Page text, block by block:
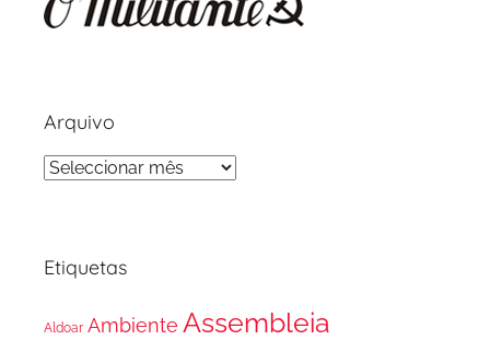
Arquivo
Arquivo
Etiquetas
Aldoar Ambiente Assembleia